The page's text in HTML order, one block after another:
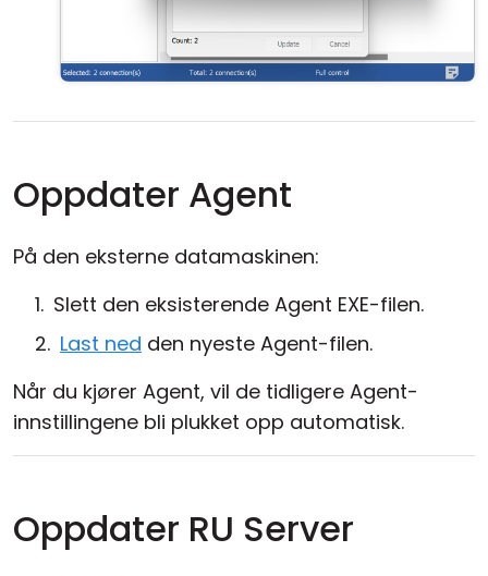
Oppdater Agent
På den eksterne datamaskinen:
Slett den eksisterende Agent EXE-filen.
Last ned den nyeste Agent-filen.
Når du kjører Agent, vil de tidligere Agent-
innstillingene bli plukket opp automatisk.
Oppdater RU Server